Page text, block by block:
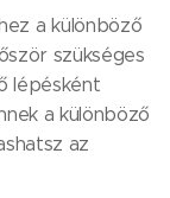
a különböző
szükséges
lépésként
a különböző
az